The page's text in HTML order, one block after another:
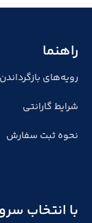
راهنما
رویه‌های بازگرداندن
شرایط گارانتی
نحوه ثبت سفارش
با انتخاب